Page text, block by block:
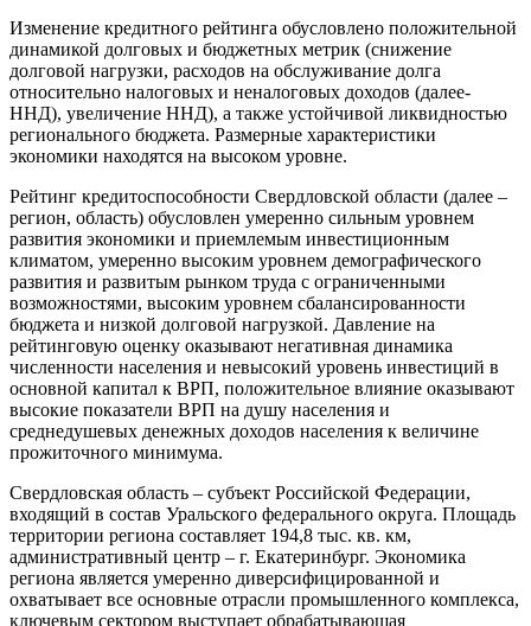
Изменение кредитного рейтинга обусловлено положительной
динамикой долговых и бюджетных метрик (снижение
долговой нагрузки, расходов на обслуживание долга
относительно налоговых и неналоговых доходов (далее-
ННД), увеличение ННД), а также устойчивой ликвидностью
регионального бюджета. Размерные характеристики
экономики находятся на высоком уровне.
Рейтинг кредитоспособности Свердловской области (далее –
регион, область) обусловлен умеренно сильным уровнем
развития экономики и приемлемым инвестиционным
климатом, умеренно высоким уровнем демографического
развития и развитым рынком труда с ограниченными
возможностями, высоким уровнем сбалансированности
бюджета и низкой долговой нагрузкой. Давление на
рейтинговую оценку оказывают негативная динамика
численности населения и невысокий уровень инвестиций в
основной капитал к ВРП, положительное влияние оказывают
высокие показатели ВРП на душу населения и
среднедушевых денежных доходов населения к величине
прожиточного минимума.
Свердловская область – субъект Российской Федерации,
входящий в состав Уральского федерального округа. Площадь
территории региона составляет 194,8 тыс. кв. км,
административный центр – г. Екатеринбург. Экономика
региона является умеренно диверсифицированной и
охватывает все основные отрасли промышленного комплекса,
ключевым сектором выступает обрабатывающая